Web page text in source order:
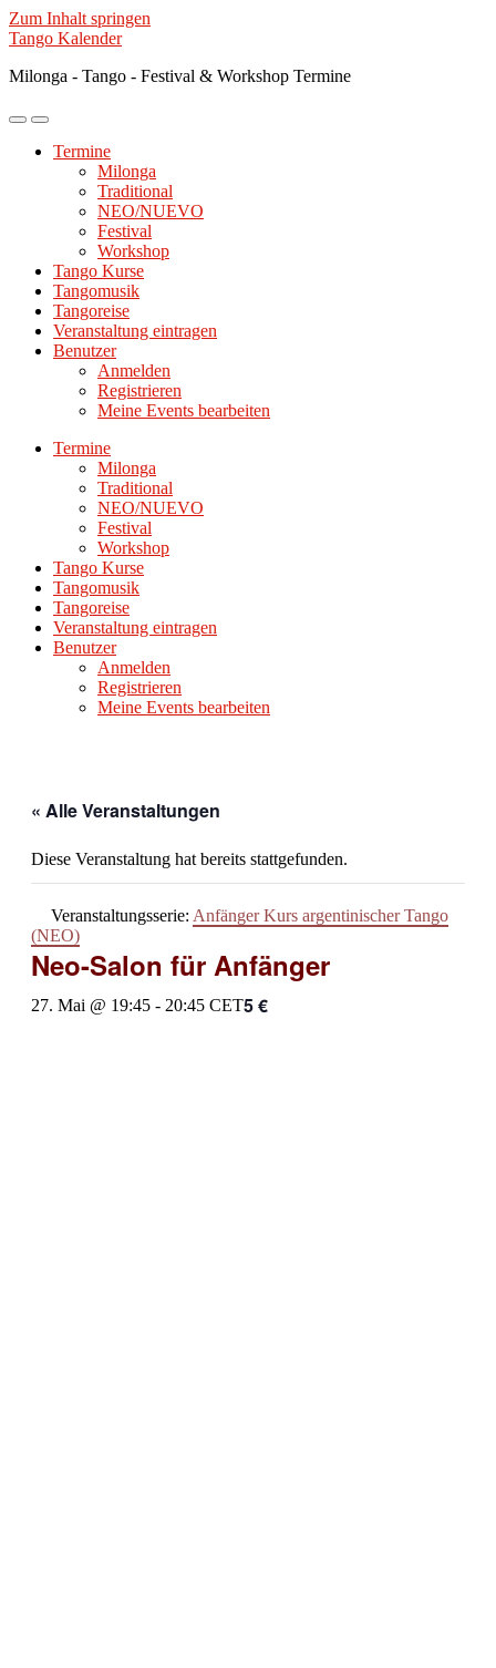
Zum Inhalt springen
Tango Kalender
Milonga - Tango - Festival & Workshop Termine
Mobile-
ein-/ausblenden
Suchfeld
ein-/ausblenden
Termine
Milonga
Traditional
NEO/NUEVO
Festival
Workshop
Tango Kurse
Tangomusik
Tangoreise
Veranstaltung eintragen
Benutzer
Anmelden
Registrieren
Meine Events bearbeiten
Termine
Milonga
Traditional
NEO/NUEVO
Festival
Workshop
Tango Kurse
Tangomusik
Tangoreise
Veranstaltung eintragen
Benutzer
Anmelden
Registrieren
Meine Events bearbeiten
« Alle Veranstaltungen
Diese Veranstaltung hat bereits stattgefunden.
Veranstaltungsserie: Anfänger Kurs argentinischer Tango
(NEO)
Neo-Salon für Anfänger
27. Mai @ 19:45 - 20:45 CET5 €